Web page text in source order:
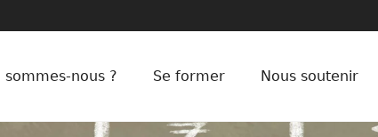
sommes-nous ? Se former Nous soutenir